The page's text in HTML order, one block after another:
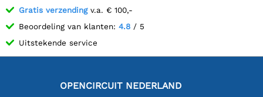
Gratis verzendingv.a. € 100,-
Beoordeling van klanten: 4.8 / 5
Uitstekende service
OPENCIRCUIT NEDERLAND